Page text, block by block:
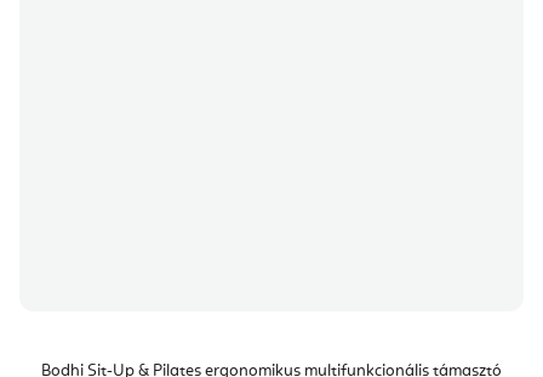
Bodhi Sit-Up & Pilates ergonomikus multifunkcionális támasztó